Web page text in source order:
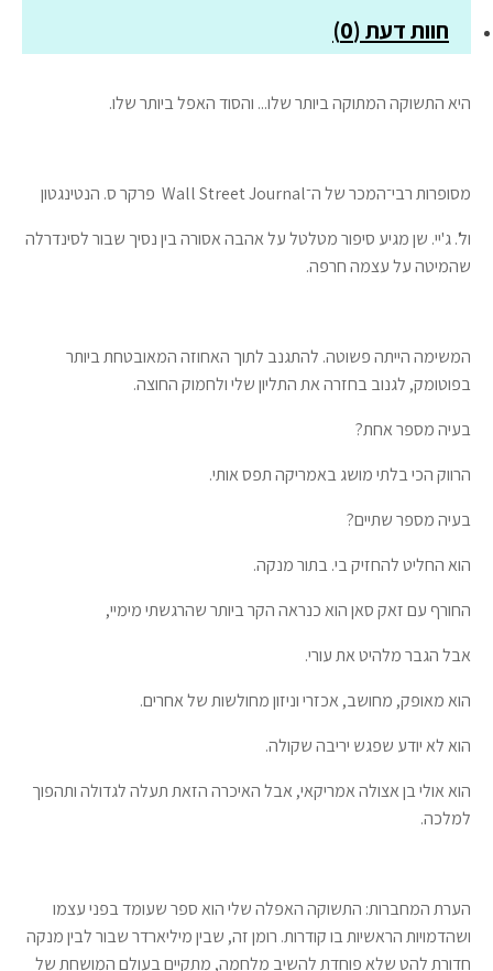
חוות דעת (0)
היא התשוקה המתוקה ביותר שלו... והסוד האפל ביותר שלו.
מסופרות רבי־המכר של ה־Wall Street Journal פרקר ס. הנטינגטון
ול'. ג'יי. שן מגיע סיפור מטלטל על אהבה אסורה בין נסיך שבור לסינדרלה
שהמיטה על עצמה חרפה.
המשימה הייתה פשוטה. להתגנב לתוך האחוזה המאובטחת ביותר
בפוטומק, לגנוב בחזרה את התליון שלי ולחמוק החוצה.
בעיה מספר אחת?
הרווק הכי בלתי מושג באמריקה תפס אותי.
בעיה מספר שתיים?
הוא החליט להחזיק בי. בתור מנקה.
החורף עם זאק סאן הוא כנראה הקר ביותר שהרגשתי מימיי,
אבל הגבר מלהיט את עורי.
הוא מאופק, מחושב, אכזרי וניזון מחולשות של אחרים.
הוא לא יודע שפגש יריבה שקולה.
הוא אולי בן אצולה אמריקאי, אבל האיכרה הזאת תעלה לגדולה ותהפוך
למלכה.
הערת המחברות: התשוקה האפלה שלי הוא ספר שעומד בפני עצמו
ושהדמויות הראשיות בו קודרות. רומן זה, שבין מיליארדר שבור לבין מנקה
חדורת להט שלא פוחדת להשיב מלחמה, מתקיים בעולם המושחת של